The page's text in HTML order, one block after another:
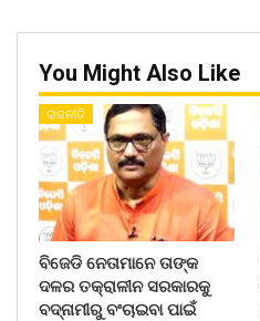
You Might Also Like
ରାଜନୀତି
ବିଜେଡି ନେତାମାନେ ତାଙ୍କ
ଦଳର ତକ୍ରାଳୀନ ସରକାରକୁ
ବଦ୍ନାମୀରୁ ବଂଚାଇବା ପାଇଁ